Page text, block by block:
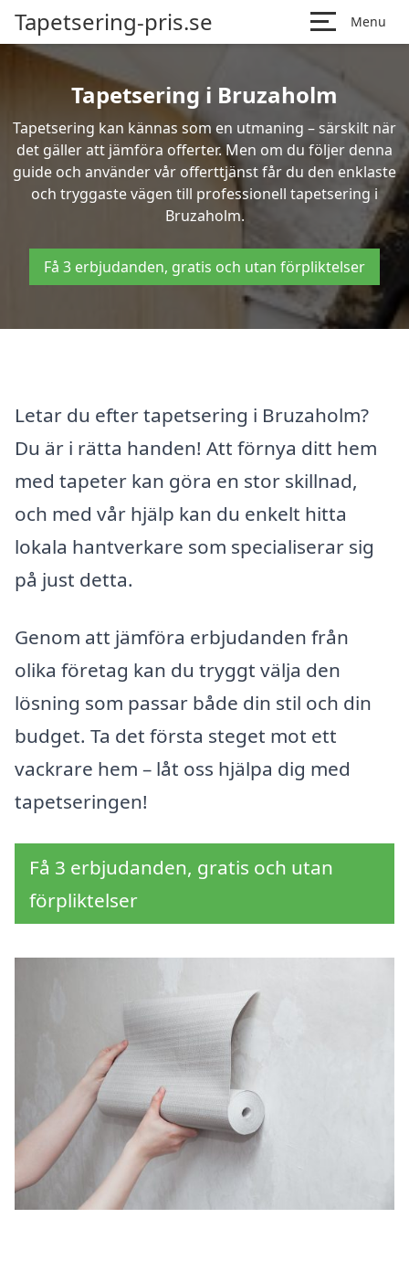
Tapetsering-pris.se Menu
Tapetsering i Bruzaholm
Tapetsering kan kännas som en utmaning – särskilt när
det gäller att jämföra offerter. Men om du följer denna
guide och använder vår offerttjänst får du den enklaste
och tryggaste vägen till professionell tapetsering i
Bruzaholm.
Få 3 erbjudanden, gratis och utan förpliktelser
Letar du efter tapetsering i Bruzaholm?
Du är i rätta handen! Att förnya ditt hem
med tapeter kan göra en stor skillnad,
och med vår hjälp kan du enkelt hitta
lokala hantverkare som specialiserar sig
på just detta.
Genom att jämföra erbjudanden från
olika företag kan du tryggt välja den
lösning som passar både din stil och din
budget. Ta det första steget mot ett
vackrare hem – låt oss hjälpa dig med
tapetseringen!
Få 3 erbjudanden, gratis och utan
förpliktelser